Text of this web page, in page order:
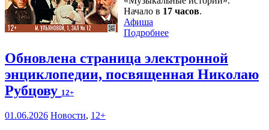
Начало в 17 часов.
Афиша
Подробнее
Обновлена страница электронной
энциклопедии, посвященная Николаю
Рубцову 12+
01.06.2026 Новости, 12+